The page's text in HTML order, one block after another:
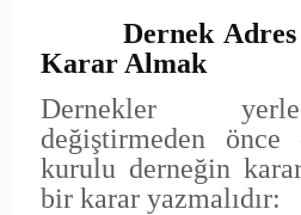
Dernek
Karar Almak
Dernekler
değiştirmeden önce
kurulu derneğin
bir karar yazmalıdır: